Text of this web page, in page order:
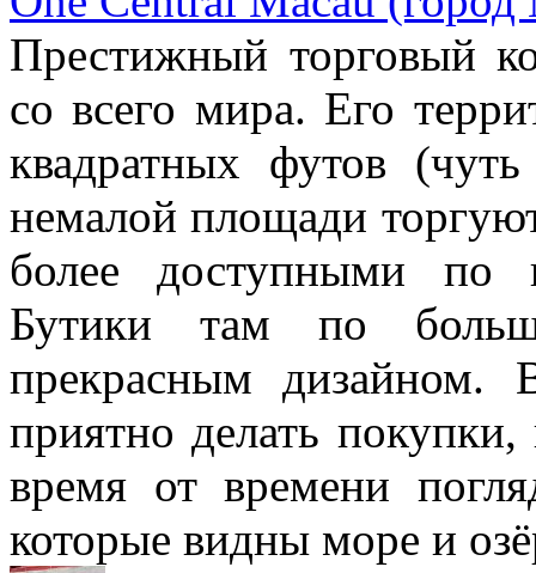
Престижный торговый
со всего мира. Его
квадратных футов
немалой площади
более доступными по
Бутики там по
прекрасным дизайном.
приятно делать
время от времени
которые видны море и